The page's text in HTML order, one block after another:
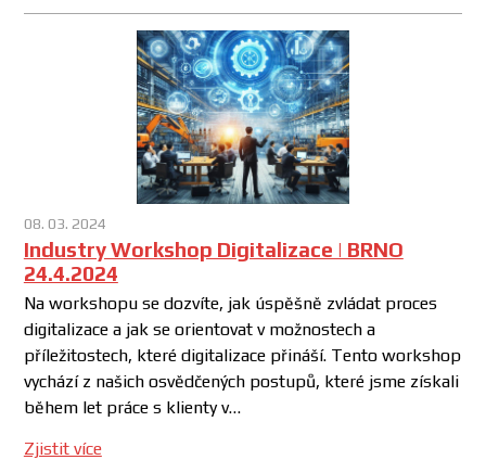
08. 03. 2024
Industry Workshop Digitalizace | BRNO
24.4.2024
Na workshopu se dozvíte, jak úspěšně zvládat proces
digitalizace a jak se orientovat v možnostech a
příležitostech, které digitalizace přináší. Tento workshop
vychází z našich osvědčených postupů, které jsme získali
během let práce s klienty v…
Zjistit více